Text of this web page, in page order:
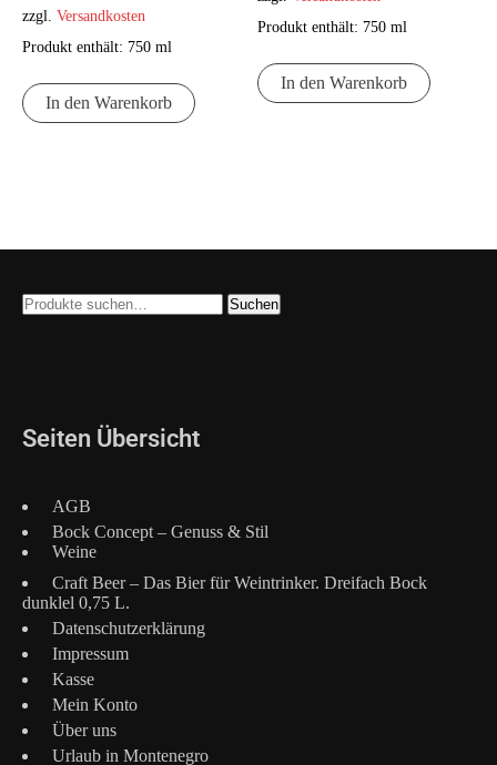
zzgl. Versandkosten
Produkt enthält: 750 ml
In den Warenkorb
Produkt enthält: 750ml
In den Warenkorb
Suche
Suchen
Seiten Übersicht
AGB
Bock Concept – Genuss & Stil
Weine
Craft Beer – Das Bier für Weintrinker. Dreifach Bock
dunklel 0,75 L.
Datenschutzerklärung
Impressum
Kasse
Mein Konto
Über uns
Urlaub in Montenegro